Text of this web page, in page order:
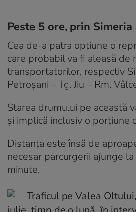
Peste 5 ore, prin Simeria
Cea de-a patra opțiune o
care probabil va fi aleasă de
transportatorilor, respectiv
Petroșani – Tg. Jiu – Rm.
Starea drumului pe această
și implică inclusiv o porțiune
Distanța este însă de
necesar parcurgerii ajunge
minute.